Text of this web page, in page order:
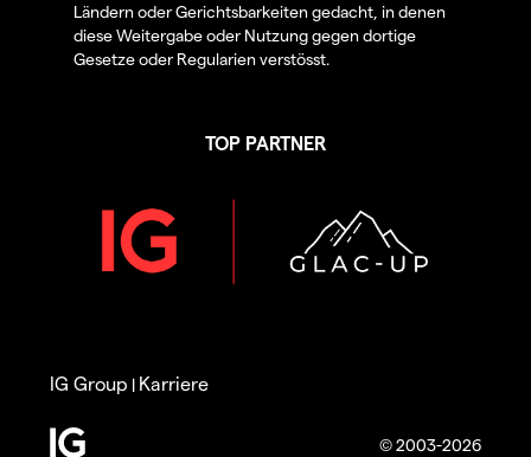
Ländern oder Gerichtsbarkeiten gedacht, in denen
diese Weitergabe oder Nutzung gegen dortige
Gesetze oder Regularien verstösst.
TOP PARTNER
© 2003-2026
IG Group | Karriere